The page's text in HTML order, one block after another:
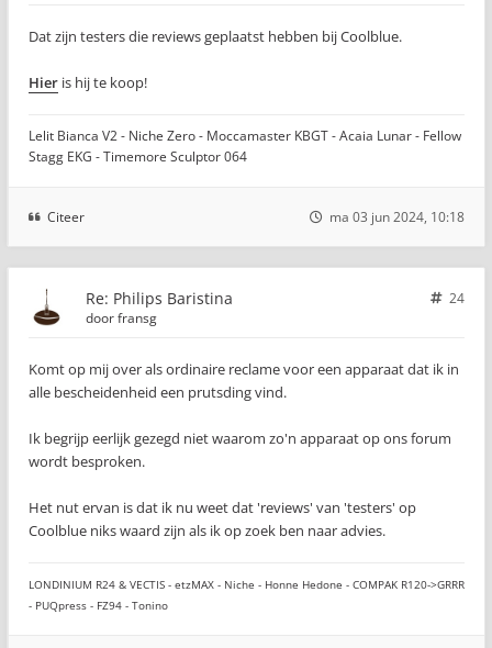
Dat zijn testers die reviews geplaatst hebben bij Coolblue.
Hier is hij te koop!
Lelit Bianca V2 - Niche Zero - Moccamaster KBGT - Acaia Lunar - Fellow
Stagg EKG - Timemore Sculptor 064
Citeer ma 03 jun 2024, 10:18
Re: Philips Baristina
24
doorfransg
Komt op mij over als ordinaire reclame voor een apparaat dat ik in
alle bescheidenheid een prutsding vind.
Ik begrijp eerlijk gezegd niet waarom zo'n apparaat op ons forum
wordt besproken.
Het nut ervan is dat ik nu weet dat 'reviews' van 'testers' op
Coolblue niks waard zijn als ik op zoek ben naar advies.
LONDINIUM R24 & VECTIS - etzMAX - Niche - Honne Hedone - COMPAK R120->GRRR
- PUQpress - FZ94 - Tonino